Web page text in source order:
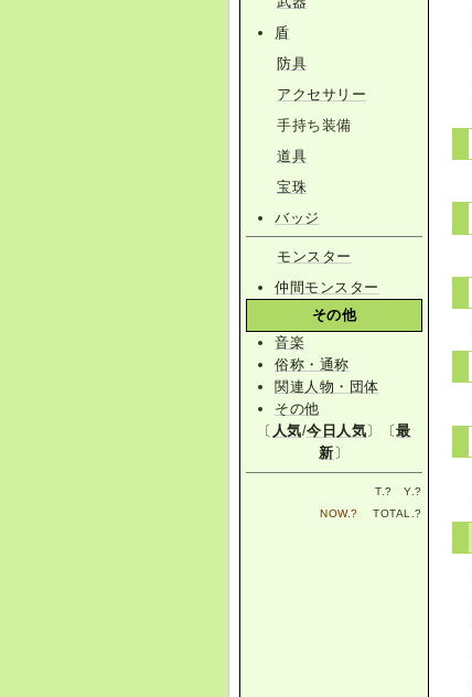
盾
防具
アクセサリー
手持ち装備
道具
宝珠
バッジ
モンスター
仲間モンスター
その他
音楽
俗称・通称
関連人物・団体
その他
〔 人気/今日人気〕〔最
新 〕
T.? Y.?
NOW.? TOTAL.?